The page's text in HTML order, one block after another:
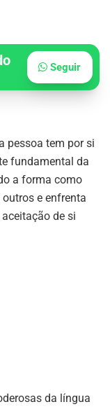
Seguir
pessoa tem por si
fundamental da
a forma como
e enfrenta
de si
da língua